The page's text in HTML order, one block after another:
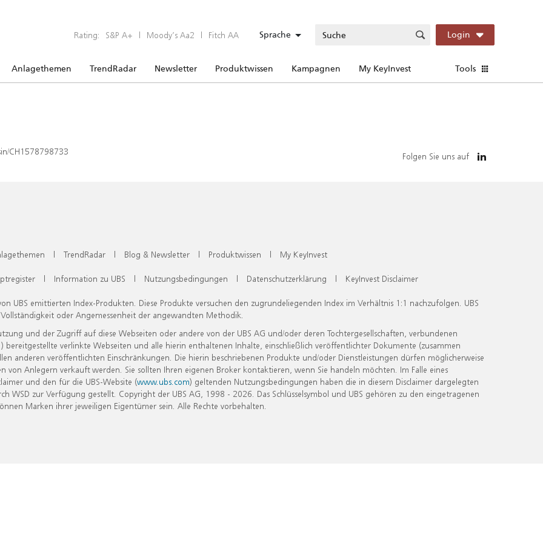
Rating: S&P A+ | Moody’s Aa2 | Fitch AA Sprache Login
Anlagethemen TrendRadar Newsletter Produktwissen Kampagnen My KeyInvest Tools
CH1578798733 Folgen Sie uns auf
| TrendRadar | Blog & Newsletter | Produktwissen | My KeyInvest
| Information zu UBS | Nutzungsbedingungen | Datenschutzerklärung | KeyInvest Disclaimer
UBS emittierten Index-Produkten. Diese Produkte versuchen den zugrundeliegenden Index im Verhältnis 1:1 nachzufolgen. UBS
oder Angemessenheit der angewandten Methodik.
und der Zugriff auf diese Webseiten oder andere von der UBS AG und/oder deren Tochtergesellschaften, verbundenen
verlinkte Webseiten und alle hierin enthaltenen Inhalte, einschließlich veröffentlichter Dokumente (zusammen
anderen veröffentlichten Einschränkungen. Die hierin beschriebenen Produkte und/oder Dienstleistungen dürfen möglicherweise
Anlegern verkauft werden. Sie sollten Ihren eigenen Broker kontaktieren, wenn Sie handeln möchten. Im Falle eines
und den für die UBS-Website (www.ubs.com) geltenden Nutzungsbedingungen haben die in diesem Disclaimer dargelegten
zur Verfügung gestellt. Copyright der UBS AG, 1998 - 2026. Das Schlüsselsymbol und UBS gehören zu den eingetragenen
Marken ihrer jeweiligen Eigentümer sein. Alle Rechte vorbehalten.